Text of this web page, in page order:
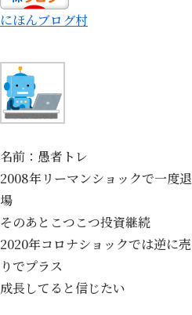
にほんブログ村
名前：愚者トレ
2008年リーマンショックで一度退
場
そのあとこつこつ投資継続
2020年コロナショックでは逆に売
りでプラス
成長してると信じたい